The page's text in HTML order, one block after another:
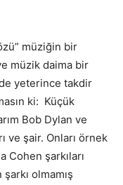
müziğin bir
müzik daima bir
yeterince takdir
ki: Küçük
Bob Dylan ve
ve şair. Onları örnek
Cohen şarkıları
olmamış